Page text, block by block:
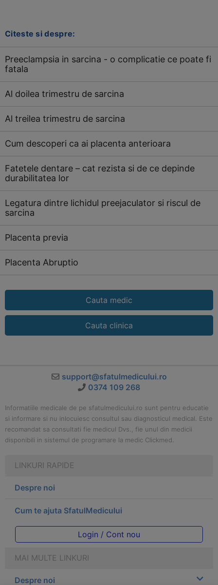
Citeste si despre:
Preeclampsia in sarcina - o complicatie ce poate fi
fatala
Al doilea trimestru de sarcina
Al treilea trimestru de sarcina
Cum descoperi ca ai placenta anterioara
Fatetele dentare – cat rezista si de ce depinde
durabilitatea lor
Legatura dintre lichidul preejaculator si riscul de
sarcina
Placenta previa
Placenta Abruptio
Cauta medic
Cauta clinica
support@sfatulmedicului.ro
0374 109 268
Informatiile medicale de pe sfatulmedicului.ro sunt pentru educatie
si informare si nu inlocuiesc consultul sau diagnosticul medical. Este
recomandat sa consultati fie medicul Dvs., fie unul din medicii
disponibili in sistemul de programare la medic Clickmed.
LINKURI RAPIDE
Despre noi
Cum te ajuta SfatulMedicului
Login / Cont nou
MAI MULTE LINKURI
Despre noi